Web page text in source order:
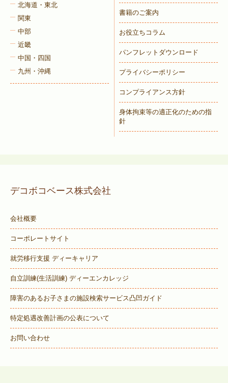
北海道・東北
関東
中部
近畿
中国・四国
九州・沖縄
書籍のご案内
お役立ちコラム
パンフレットダウンロード
プライバシーポリシー
コンプライアンス方針
身体拘束等の適正化のための指
針
デコボコベース株式会社
会社概要
コーポレートサイト
就労移行支援 ディーキャリア
自立訓練(生活訓練) ディーエンカレッジ
障害のあるお子さまの施設検索サービス凸凹ガイド
特定処遇改善計画の公表について
お問い合わせ